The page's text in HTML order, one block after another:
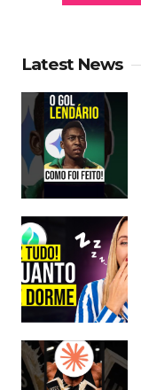
Latest News